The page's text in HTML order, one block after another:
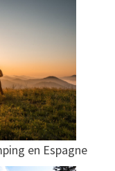
en Espagne